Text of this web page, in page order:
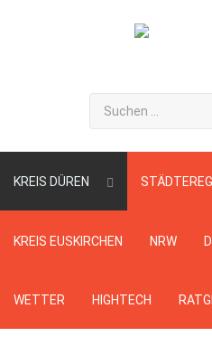
Suchen
...
KREIS DÜREN
KREIS EUSKIRCHEN NRW
WETTER HIGHTECH